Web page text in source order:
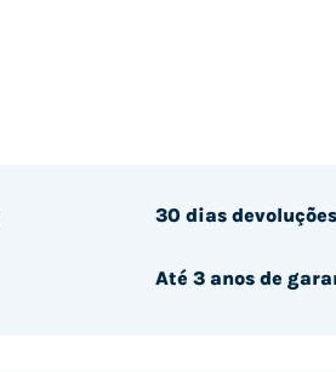
30 dias
Até 3 anos de